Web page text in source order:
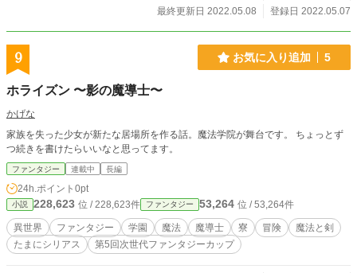
最終更新日 2022.05.08
登録日 2022.05.07
9 お気に入り追加 5
ホライズン 〜影の魔導士〜
かげな
家族を失った少女が新たな居場所を作る話。魔法学院が舞台です。 ちょっとず
つ続きを書けたらいいなと思ってます。
ファンタジー 連載中 長編
24h.ポイント 0pt
小説 228,623 位 / 228,623件 ファンタジー 53,264 位 / 53,264件
異世界 ファンタジー 学園 魔法 魔導士 寮 冒険
魔法と剣
たまにシリアス
第5回次世代ファンタジーカップ